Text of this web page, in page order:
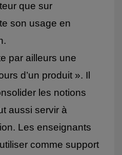
que sur
son usage en
par ailleurs une
d’un produit ». Il
les notions
aussi servir à
Les enseignants
comme support